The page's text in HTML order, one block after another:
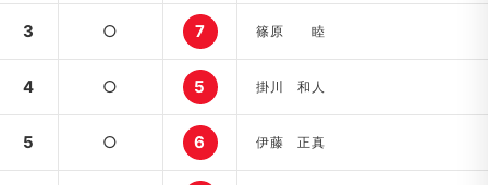
3 ○ 7 篠原 睦
4 ○ 5 掛川 和人
5 ○ 6 伊藤 正真